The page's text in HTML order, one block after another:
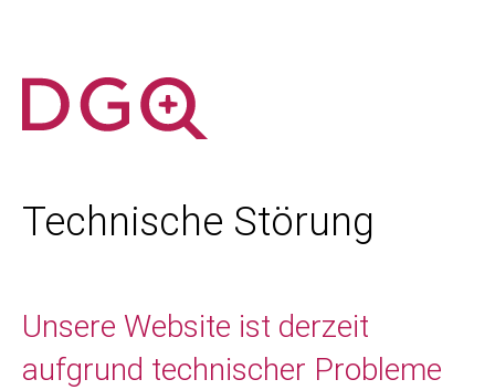
Technische Störung
Unsere Website ist derzeit
aufgrund technischer Probleme